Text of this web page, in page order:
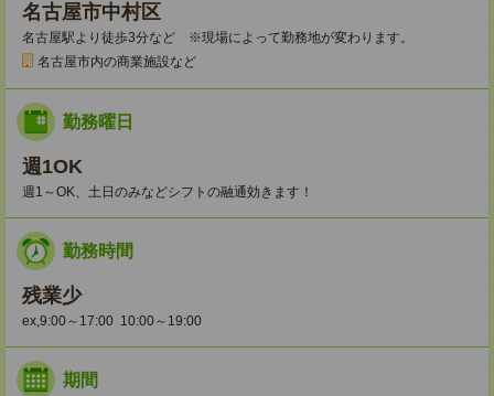
名古屋市中村区
名古屋駅より徒歩3分など ※現場によって勤務地が変わります。
名古屋市内の商業施設など
勤務曜日
週1OK
週1～OK、土日のみなどシフトの融通効きます！
勤務時間
残業少
ex,9:00～17:00 10:00～19:00
期間